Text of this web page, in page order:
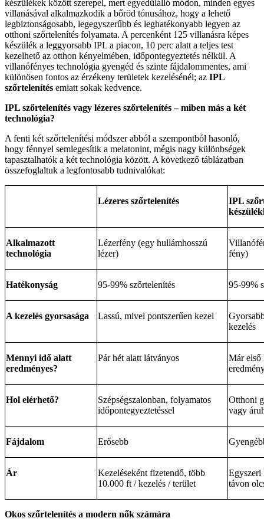
készülékek között szerepel, mert egyedülálló módon, minden egyes
villanásával alkalmazkodik a bőröd tónusához, hogy a lehető
legbiztonságosabb, legegyszerűbb és leghatékonyabb legyen az
otthoni szőrtelenítés folyamata. A percenként 125 villanásra képes
készülék a leggyorsabb IPL a piacon, 10 perc alatt a teljes test
kezelhető az otthon kényelmében, időpontegyeztetés nélkül. A
villanófényes technológia gyengéd és szinte fájdalommentes, ami
különösen fontos az érzékeny területek kezelésénél; az IPL
szőrtelenítés emiatt sokak kedvence.
IPL szőrtelenítés vagy lézeres szőrtelenítés – miben más a két
technológia?
A fenti két szőrtelenítési módszer abból a szempontból hasonló,
hogy fénnyel semlegesítik a melatonint, mégis nagy különbségek
tapasztalhatók a két technológia között. A következő táblázatban
összefoglaltuk a legfontosabb tudnivalókat:
Lézeres szőrtelenítés
IPL
Alkalmazott
technológia
Lézerfény (egy hullámhosszú
lézer)
fény)
Hatékonyság 95-99% szőrtelenítés 95-99%
A kezelés gyorsasága Lassú, mivel pontszerűen kezel
kezelés
Mennyi idő alatt
eredményes?
Pár hét alatt látványos
Már első
Hol elérhető?
Szépségszalonban, folyamatos
időpontegyeztetéssel
Otthoni
vagy
Fájdalom Erősebb
Ár
Kezeléseként fizetendő, több
10.000 ft / kezelés / terület
Egyszeri
távon
Okos szőrtelenítés a modern nők számára